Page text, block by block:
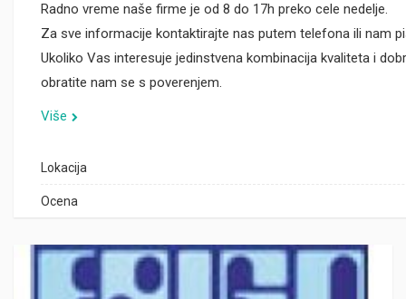
Radno vreme naše firme je od 8 do 17h preko cele nedelje.
Za sve informacije kontaktirajte nas putem telefona ili nam
Ukoliko Vas interesuje jedinstvena kombinacija kvaliteta i
obratite nam se s poverenjem.
Više
Lokacija
Ocena